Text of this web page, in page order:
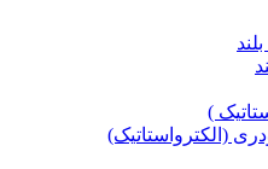
)
(الکترواستاتیک)